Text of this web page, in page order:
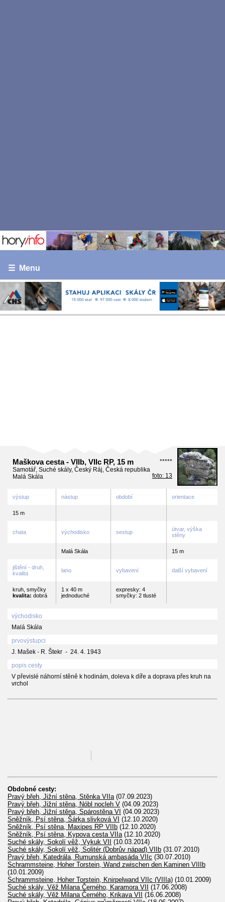
☰ Menu
*****
foto: 13
Maškova cesta - VIIb, VIIc RP, 15 m
Samotář, Suché skály, Český Ráj, Česká republika
Malá Skála
výstup nástup období orientace
15 m
chata východisko sestup
útvar, výška
stěny
Malá Skála 15 m
jištění - druh,
kvalita
lano vybavení další vybavení
kruh, smyčky
kvalita: dobrá
1 x 40 m
jednoduché
expresky: 4
smyčky: 2 tlusté
východisko
Malá Skála
prvovýstupci
J. Mašek - R. Štekr - 24. 4. 1943
popis cesty
V převislé náhorní stěně k hodinám, doleva k díře a doprava přes kruh na
vrchol
Obdobné cesty:
Pravý břeh, Jižní stěna, Stěnka VIIa (07.09.2023)
Pravý břeh, Jižní stěna, Nóbl nocleh V (04.09.2023)
Pravý břeh, Jižní stěna, Spárostěna VI (04.09.2023)
Sněžník, Psí stěna, Šárka slivková VI (12.10.2020)
Sněžník, Psí stěna, Maxipes RP VIIb (12.10.2020)
Sněžník, Psí stěna, Kypova cesta VIIa (12.10.2020)
Suché skály, Sokolí věž, Vykuk VII
(10.03.2014)
Suché skály, Sokolí věž, Solitér (Dobrův nápad) VIIb (31.07.2010)
Pravý břeh, Katedrála, Rumunská ambasáda VIIc (30.07.2010)
Schrammsteine, Hoher Torstein, Wand zwischen den Kaminen VIIIb
(10.01.2009)
Schrammsteine, Hoher Torstein, Knirpelwand VIIc (VIIIa) (10.01.2009)
Suché skály, Věž Milana Černého, Karamora VII
(17.06.2008)
Suché skály, Věž Milana Černého, Krikava VII
(16.06.2008)